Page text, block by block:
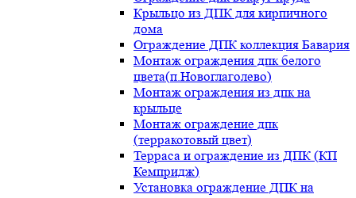
Крыльцо из ДПК для кирпичного
дома
Ограждение ДПК коллекция Бавария
Монтаж ограждения дпк белого
цвета(п.Новоглаголево)
Монтаж ограждения из дпк на
крыльце
Монтаж ограждение дпк
(терракотовый цвет)
Терраса и ограждение из ДПК (КП
Кемпридж)
Установка ограждение ДПК на